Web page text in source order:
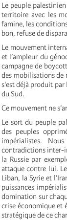
Le peuple
territoire avec les
famine, les
bon, refuse de
Le mouvement
et l’ampleur du
campagne de
des mobilisations de
s'est déjà produit par
du Sud.
Ce mouvement ne
Le sort du peuple
des peuples
impérialistes.
contradictions inter-
la Russie par
attaque contre lui.
Liban, la Syrie et
puissances
domination sur
crise économique et
stratégique de ce